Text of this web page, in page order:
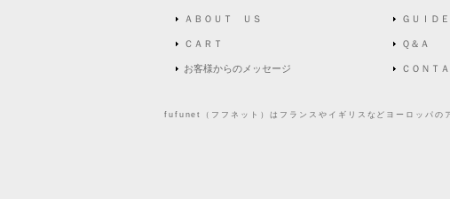
ＡＢＯＵＴ ＵＳ
ＣＡＲＴ
お客様からのメッセージ
ＧＵＩＤＥ
Ｑ＆Ａ
ＣＯＮＴ
fufunet（フフネット）はフランスやイギリスなどヨーロッパの